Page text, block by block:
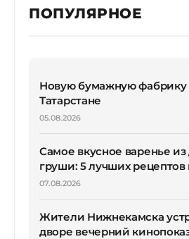
ПОПУЛЯРНОЕ
Новую бумажную фабрику
Татарстане
05.08.2026
Самое вкусное варенье
груши: 5 лучших рецептов
07.08.2026
Жители Нижнекамска
дворе вечерний